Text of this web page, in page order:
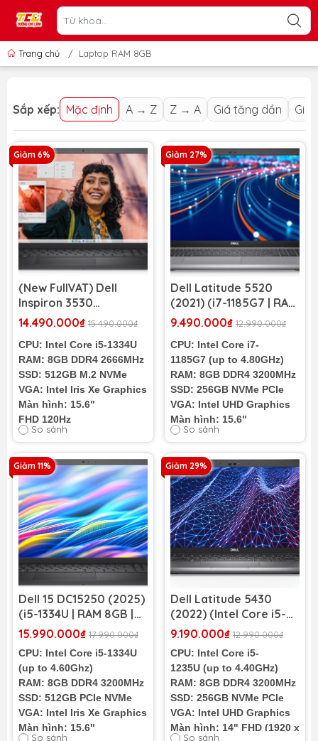
Trang chủ / Laptop RAM 8GB
Sắp xếp: Mặc định A → Z Z → A Giá tăng dần Giá
Giảm 6%
(New FullVAT) Dell
Inspiron 3530
5623BLK-PUS (i5-1334U
| 15.6 inch FHD 120Hz
Touch | Black)
14.490.000₫ 15.490.000₫
CPU: Intel Core i5-1334U
RAM: 8GB DDR4 2666MHz
SSD: 512GB M.2 NVMe
VGA: Intel Iris Xe Graphics
Màn hình: 15.6"
FHD 120Hz
Cân nặng: 1,66Kg
So sánh
Giảm 27%
Dell Latitude 5520
(2021) (i7-1185G7 | RAM
8GB | SSD 256GB | 15.6
9.490.000₫ 12.990.000₫
CPU: Intel Core i7-
1185G7 (up to 4.80GHz)
RAM: 8GB DDR4 3200MHz
SSD: 256GB NVMe PCIe
VGA: Intel UHD Graphics
Màn hình: 15.6"
FHD (1920 x 1080) 60Hz
Pin: 3 cell - 42WHr
Tình trạng:Nhập Khẩu
99%
So sánh
Giảm 11%
Dell 15 DC15250 (2025)
(i5-1334U | RAM 8GB |
SSD 512GB | 15.6 inch
Black) (New FullVAT)
15.990.000₫ 17.990.000₫
CPU: Intel Core i5-1334U
(up to 4.60Ghz)
RAM: 8GB DDR4 3200MHz
SSD: 512GB PCIe NVMe
VGA: Intel Iris Xe Graphics
Màn hình: 15.6"
So sánh
Giảm 29%
Dell Latitude 5430
(2022) (Intel Core i5-
1235U | RAM 8GB | SSD
9.190.000₫ 12.990.000₫
CPU: Intel Core i5-
1235U (up to 4.40GHz)
RAM: 8GB DDR4 3200MHz
SSD: 256GB NVMe PCIe
VGA: Intel UHD Graphics
Màn hình: 14" FHD (1920 x
So sánh